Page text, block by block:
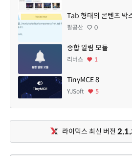
Tab 형태의 콘텐츠 박
팔공산 0
종합 알림 모듈
리버스 1
TinyMCE 8
YJSoft 5
라이믹스 최신 버전